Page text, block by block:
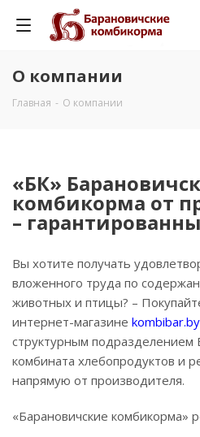
О компании
Главная - О компании
«БК»
комбикорма от
–
Вы хотите получать
вложенного труда по
животных и птицы? –
интернет-магазине kombibar.by
структурным подразделением
комбината хлебопродуктов и
напрямую от производителя.
«Барановичские